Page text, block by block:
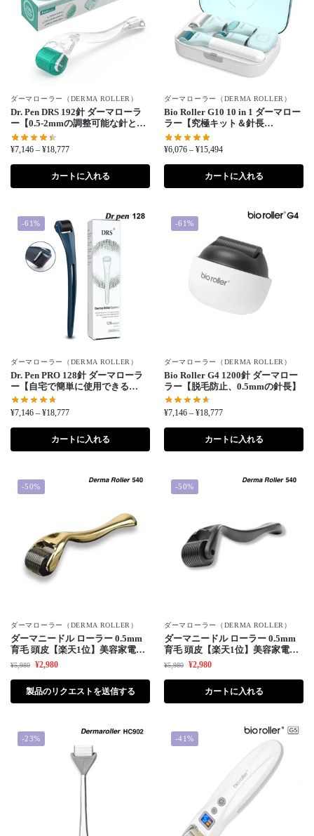
ダーマローラー（DERMA ROLLER）
Dr. Pen DRS 192針 ダーマローラ
ー【0.5-2mmの調整可能な針と育
毛用】
¥7,146 – ¥18,777
カートに入れる
ダーマローラー（DERMA ROLLER）
Bio Roller G10 10 in 1 ダーマロー
ラー【究極キット＆針長
0.25/0.5/1.5mm】
¥6,076 – ¥15,494
カートに入れる
-61%
ダーマローラー（DERMA ROLLER）
Dr. Pen PRO 128針 ダーマローラ
ー【自宅で簡単に使用できる
0.5mm医療用チタン針】
¥7,146 – ¥18,777
カートに入れる
-61%
ダーマローラー（DERMA ROLLER）
Bio Roller G4 1200針 ダーマロー
ラー【脱毛防止、0.5mmの針長】
¥7,146 – ¥18,777
カートに入れる
-50%
ダーマローラー（DERMA ROLLER）
ダーマニードル ローラー 0.5mm
育毛 頭皮【楽天1位】美容家電・
ダーマペン 薄毛 美顔器（ゴール
ド）
¥5,980 ¥2,980
製品のリクエストを送信する
-50%
ダーマローラー（DERMA ROLLER）
ダーマニードル ローラー 0.5mm
育毛 頭皮【楽天1位】美容家電・
ダーマペン 薄毛 美顔器（ブラッ
ク）
¥5,980 ¥2,980
カートに入れる
-23% -41%